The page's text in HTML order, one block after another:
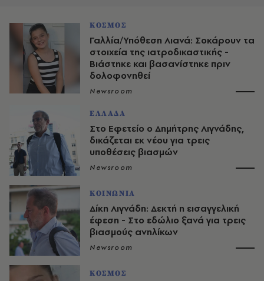
ΚΟΣΜΟΣ
Γαλλία/Υπόθεση Λιανά: Σοκάρουν τα
στοιχεία της ιατροδικαστικής -
Βιάστηκε και βασανίστηκε πριν
δολοφονηθεί
Newsroom
ΕΛΛΑΔΑ
Στο Εφετείο ο Δημήτρης Λιγνάδης,
δικάζεται εκ νέου για τρεις
υποθέσεις βιασμών
Newsroom
ΚΟΙΝΩΝΙΑ
Δίκη Λιγνάδη: Δεκτή η εισαγγελική
έφεση - Στο εδώλιο ξανά για τρεις
βιασμούς ανηλίκων
Newsroom
ΚΟΣΜΟΣ